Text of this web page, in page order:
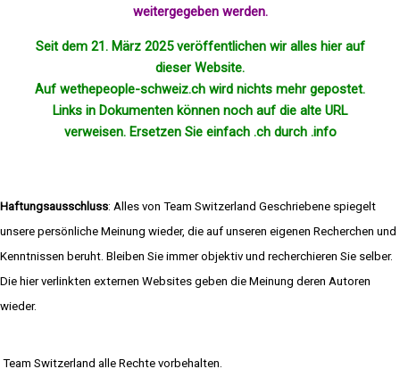
weitergegeben werden.
Seit dem 21. März 2025 veröffentlichen wir alles hier auf
dieser Website.
Auf wethepeople-schweiz.ch wird nichts mehrgepostet.
Links in Dokumenten können noch auf die alte URL
verweisen. Ersetzen Sie einfach .ch durch .info
Haftungsausschluss: Alles von Team Switzerland Geschriebene spiegelt
unsere persönliche Meinung wieder, die auf unseren eigenen Recherchen und
Kenntnissen beruht. Bleiben Sie immer objektiv und recherchieren Sie selber.
Die hier verlinkten externen Websites geben die Meinung deren Autoren
wieder.
Team Switzerland alle Rechte vorbehalten.